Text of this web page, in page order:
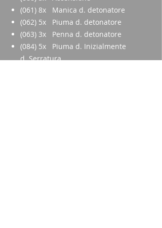
(061) 8x Manica d. detonatore
(062) 5x Piuma d. detonatore
(063) 3x Penna d. detonatore
(084) 5x Piuma d. Inizialmente
d. Serratura